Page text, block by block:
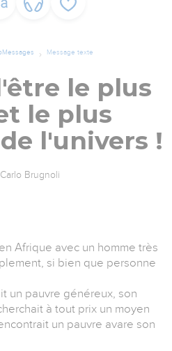
Message texte
le plus
le plus
l'univers !
Carlo Brugnoli
Afrique avec un homme très
si bien que personne
un pauvre généreux, son
à tout prix un moyen
un pauvre avare son